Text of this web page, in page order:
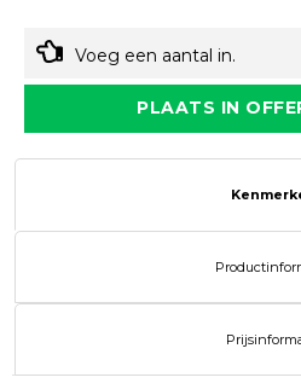
Voeg een aantal in.
PLAATS IN